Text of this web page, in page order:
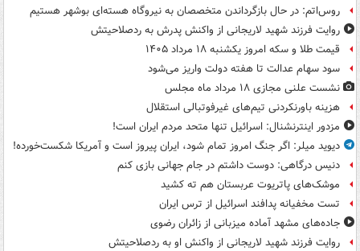
روس‌اتم: در حال بازگرداندن متخصصان به نیروگاه هسته‌ای بوشهر هستیم
روایت فرزند شهید لاریجانی از واکنش پدرش به ردصلاحیتش
قیمت طلا و سکه امروز یکشنبه ۱۸ مرداد ۱۴۰۵
سود سهام عدالت تا هفته دولت واریز می‌شود
نشست علنی مجازی ۱۸ مرداد ماه مجلس
هزینه باورنکردنی تیم‌های غیرفوتبالی استقلال
مزدور اینترنشنال: اسرائیل تنها متحد مردم ایران است!
دیوید میلر: اگر جنگ امروز تمام شود، ایران پیروز است و آمریکا شکست‌خورده!
دنیس درگاهی: دوست داشتم در جام جهانی بازی کنم
موشک‌های پاتریوت عربستان هم ته‌ کشید
تست مخفیانه پدافند اسرائیل از ترس ایران
جاده‌های مشهد آماده میزبانی از زائران رضوی
روایت فرزند شهید لاریجانی از واکنش او به ردصلاحیتش